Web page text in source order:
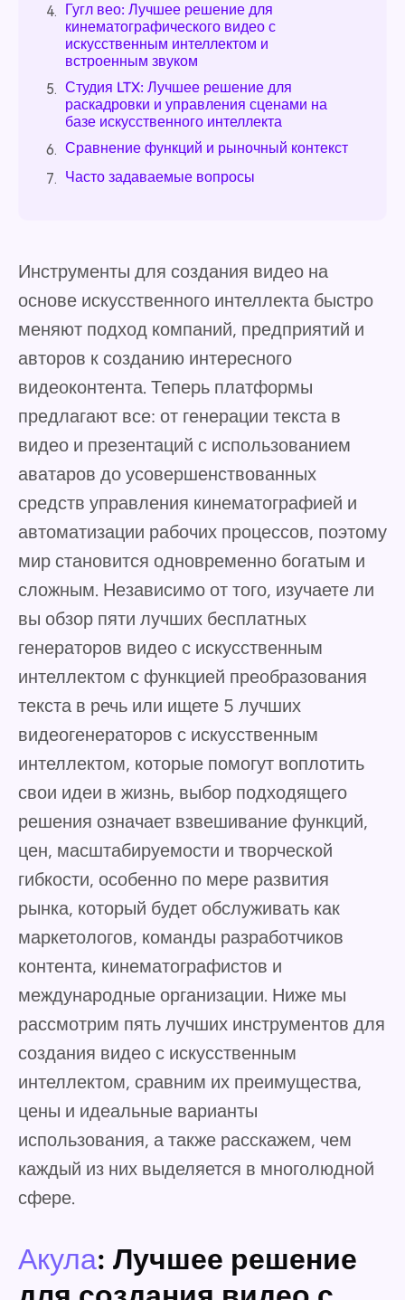
4. Гугл вео: Лучшее решение для
кинематографического видео с
искусственным интеллектом и
встроенным звуком
5. Студия LTX: Лучшее решение для
раскадровки и управления сценами на
базе искусственного интеллекта
6. Сравнение функций и рыночный контекст
7. Часто задаваемые вопросы
Инструменты для создания видео на
основе искусственного интеллекта быстро
меняют подход компаний, предприятий и
авторов к созданию интересного
видеоконтента. Теперь платформы
предлагают все: от генерации текста в
видео и презентаций с использованием
аватаров до усовершенствованных
средств управления кинематографией и
автоматизации рабочих процессов, поэтому
мир становится одновременно богатым и
сложным. Независимо от того, изучаете ли
вы обзор пяти лучших бесплатных
генераторов видео с искусственным
интеллектом с функцией преобразования
текста в речь или ищете 5 лучших
видеогенераторов с искусственным
интеллектом, которые помогут воплотить
свои идеи в жизнь, выбор подходящего
решения означает взвешивание функций,
цен, масштабируемости и творческой
гибкости, особенно по мере развития
рынка, который будет обслуживать как
маркетологов, команды разработчиков
контента, кинематографистов и
международные организации. Ниже мы
рассмотрим пять лучших инструментов для
создания видео с искусственным
интеллектом, сравним их преимущества,
цены и идеальные варианты
использования, а также расскажем, чем
каждый из них выделяется в многолюдной
сфере.
Акула: Лучшее решение